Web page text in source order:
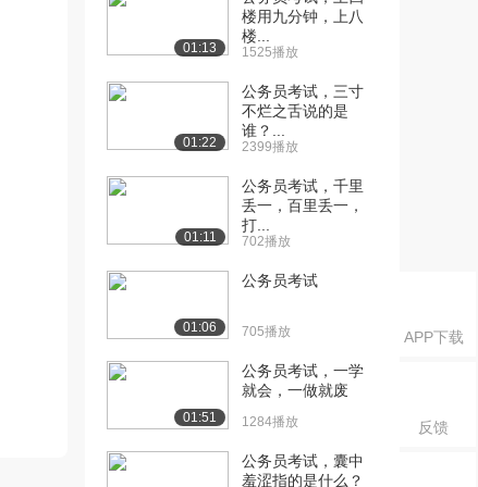
APP下载
反馈
01:13
楼用九分钟，上八
楼...
1525播放
01:22
公务员考试，三寸
不烂之舌说的是
谁？...
2399播放
01:11
公务员考试，千里
丢一，百里丢一，
打...
702播放
01:06
公务员考试
705播放
01:51
公务员考试，一学
就会，一做就废
1284播放
公务员考试，囊中
羞涩指的是什么？